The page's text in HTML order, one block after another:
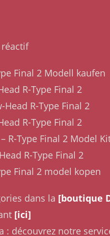
Final 2 Modell kaufen
R-Type Final 2
R-Type Final 2
R-Type Final 2
R-Type Final 2 Model
R-Type Final 2
Final 2 model kopen
dans la [boutique
[ici]
: découvrez notre